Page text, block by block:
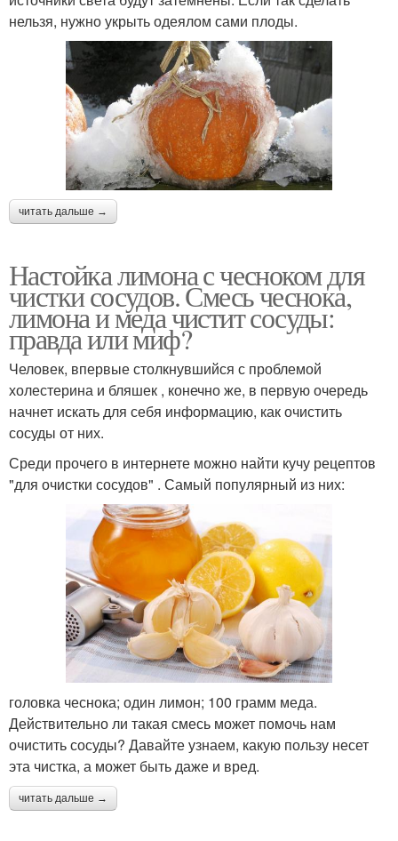
нельзя, нужно укрыть одеялом сами плоды.
читать дальше →
Настойка лимона с чесноком для
чистки сосудов. Смесь чеснока,
лимона и меда чистит сосуды:
правда или миф?
Человек, впервые столкнувшийся с проблемой
холестерина и бляшек , конечно же, в первую очередь
начнет искать для себя информацию, как очистить
сосуды от них.
Среди прочего в интернете можно найти кучу рецептов
"для очистки сосудов" . Самый популярный из них:
головка чеснока; один лимон; 100 грамм меда.
Действительно ли такая смесь может помочь нам
очистить сосуды? Давайте узнаем, какую пользу несет
эта чистка, а может быть даже и вред.
читать дальше →